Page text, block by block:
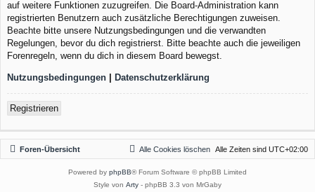
auf weitere Funktionen zuzugreifen. Die Board-Administration kann
registrierten Benutzern auch zusätzliche Berechtigungen zuweisen.
Beachte bitte unsere Nutzungsbedingungen und die verwandten
Regelungen, bevor du dich registrierst. Bitte beachte auch die jeweiligen
Forenregeln, wenn du dich in diesem Board bewegst.
Nutzungsbedingungen | Datenschutzerklärung
Registrieren
Foren-Übersicht Alle Zeiten sind UTC+02:00
Alle Cookies löschen
Powered by phpBB® Forum Software © phpBB Limited
Style von Arty - phpBB 3.3 von MrGaby